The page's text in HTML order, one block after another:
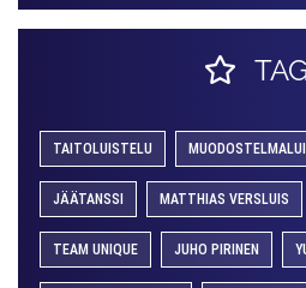
TAITOLUISTELU
JÄÄTANSSI MATTHIAS VERSLUIS
TEAM UNIQUE JUHO PIRINEN